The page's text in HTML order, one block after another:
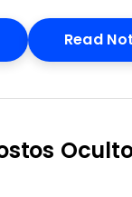
NewRead